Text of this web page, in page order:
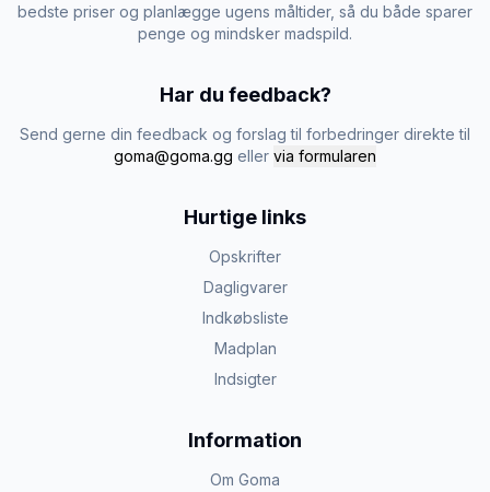
bedste priser og planlægge ugens måltider, så du både sparer
penge og mindsker madspild.
Har du feedback?
Send gerne din feedback og forslag til forbedringer direkte til
goma@goma.gg eller via formularen
Hurtige links
Opskrifter
Dagligvarer
Indkøbsliste
Madplan
Indsigter
Information
Om Goma